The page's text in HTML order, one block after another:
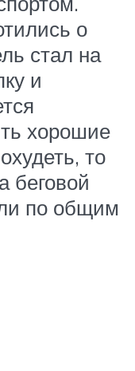
о
стал на
и
хорошие
то
беговой
по общим